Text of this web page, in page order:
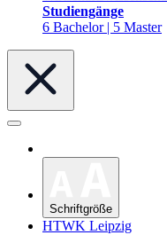
Studiengänge
6 Bachelor | 5 Master
Schriftgröße
HTWK Leipzig